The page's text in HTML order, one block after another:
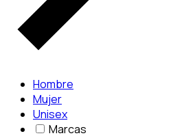
Hombre
Mujer
Unisex
Marcas